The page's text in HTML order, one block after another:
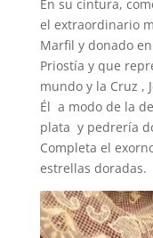
En su cintura,
el extraordinario
Marfil y donado
Priostía y que
mundo y la Cruz ,
Él a modo de la
plata y pedrería
Completa el
estrellas doradas.